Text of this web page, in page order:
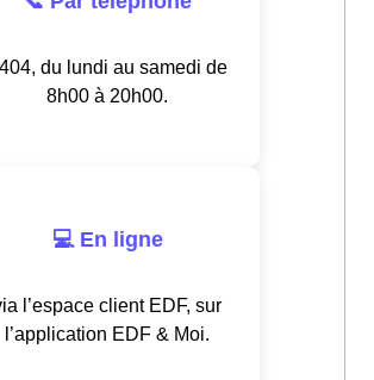
du lundi au samedi de
8h00 à 20h00.
💻 En ligne
l’espace client EDF, sur
l’application EDF & Moi.